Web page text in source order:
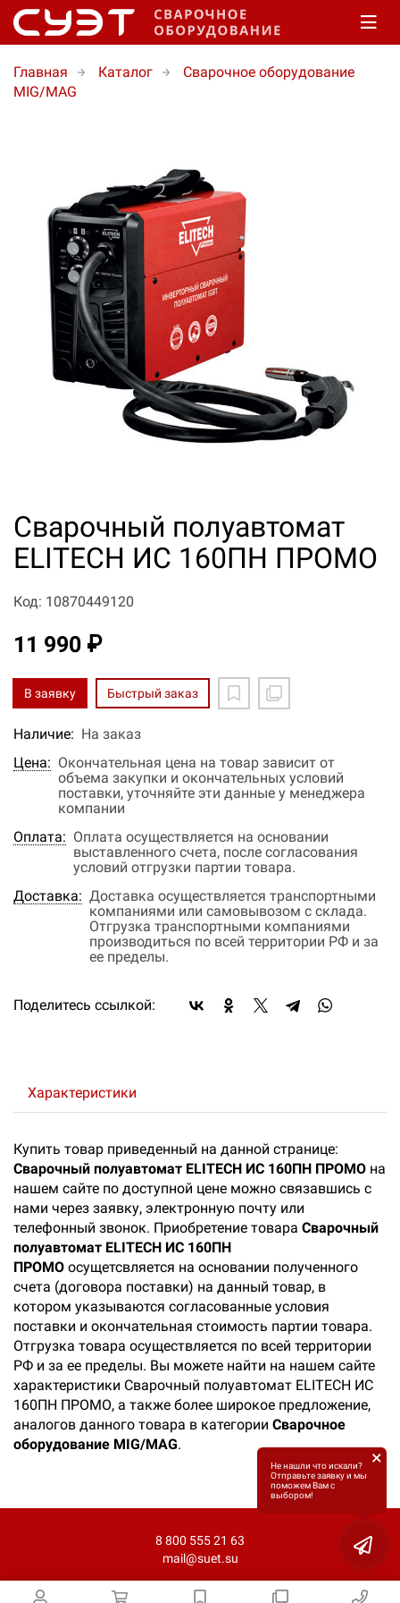
Главная Каталог
Сварочное оборудование
MIG/MAG
Сварочный полуавтомат
ELITECH ИС 160ПН ПРОМО
Код: 10870449120
11 990 ₽
В заявку Быстрый заказ
Наличие: На заказ
Цена: Окончательная цена на товар зависит от
объема закупки и окончательных условий
поставки, уточняйте эти данные у менеджера
компании
Оплата: Оплата осуществляется на основании
выставленного счета, после согласования
условий отгрузки партии товара.
Доставка: Доставка осуществляется транспортными
компаниями или самовывозом с склада.
Отгрузка транспортными компаниями
производиться по всей территории РФ и за
ее пределы.
Поделитесь ссылкой:
Характеристики
Купить товар приведенный на данной странице:
Сварочный полуавтомат ELITECH ИС 160ПН ПРОМО на
нашем сайте по доступной цене можно связавшись с
нами через заявку, электронную почту или
телефонный звонок. Приобретение товара Сварочный
полуавтомат ELITECH ИС 160ПН
ПРОМО осущетсвляется на основании полученного
счета (договора поставки) на данный товар, в
котором указываются согласованные условия
поставки и окончательная стоимость партии товара.
Отгрузка товара осуществляется по всей территории
РФ и за ее пределы. Вы можете найти на нашем сайте
характеристики Сварочный полуавтомат ELITECH ИС
160ПН ПРОМО, а также более широкое предложение,
аналогов данного товара в категории Сварочное
оборудование MIG/MAG.
8 800 555 21 63
mail@suet.su
Не нашли что искали?
Отправьте заявку и мы
поможем Вам с
выбором!
×